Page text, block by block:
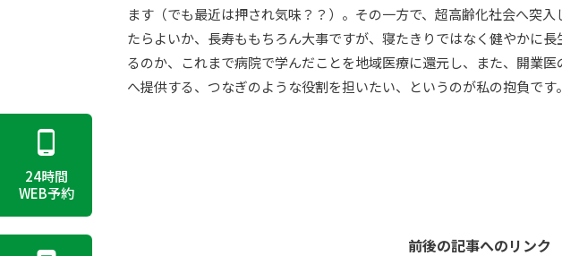
ます（でも最近は押され気味？？）。その一方で、超高齢化社会へ突
たらよいか、長寿ももちろん大事ですが、寝たきりではなく健やかに
るのか、これまで病院で学んだことを地域医療に還元し、また、開業
へ提供する、つなぎのような役割を担いたい、というのが私の抱負です。
前後の記事へのリンク
24時間
WEB予約